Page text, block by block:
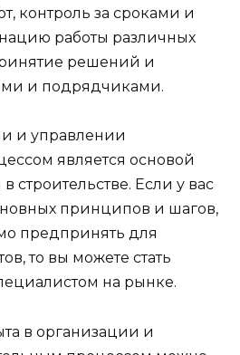
контроль за сроками и
работы различных
решений и
и подрядчиками.
и управлении
является основой
строительстве. Если у вас
принципов и шагов,
предпринять для
то вы можете стать
на рынке.
в организации и